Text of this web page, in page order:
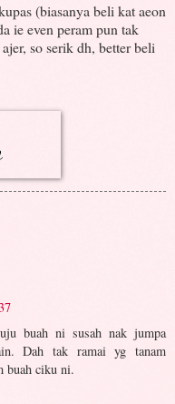
(biasanya beli kat aeon
ie even peram pun tak
so serik dh, better beli
buah ni susah nak jumpa
Dah tak ramai yg tanam
buah ciku ni.